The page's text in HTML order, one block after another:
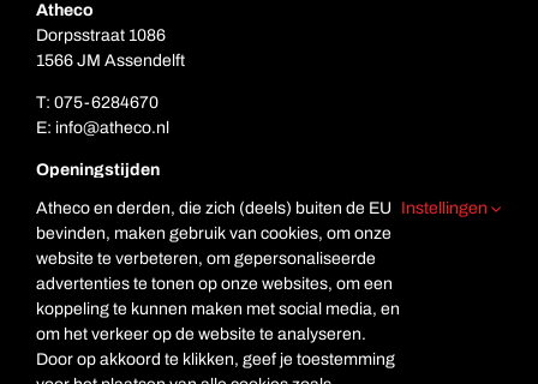
Atheco
Dorpsstraat 1086
1566 JM Assendelft
T: 075-6284670
E: info@atheco.nl
Openingstijden
Za: Gesloten
Zo. Gesloten
Atheco en derden, die zich (deels) buiten de EU
bevinden, maken gebruik van cookies, om onze
website te verbeteren, om gepersonaliseerde
advertenties te tonen op onze websites, om een
koppeling te kunnen maken met social media, en
om het verkeer op de website te analyseren.
Door op akkoord te klikken, geef je toestemming
Instellingen